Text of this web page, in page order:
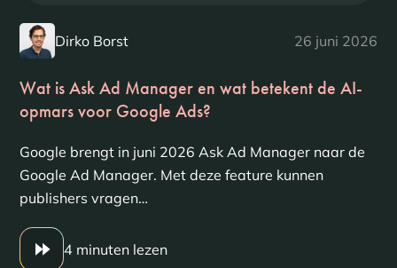
Dirko Borst 26 juni 2026
Wat is Ask Ad Manager en wat betekent de AI-
opmars voor Google Ads?
Google brengt in juni 2026 Ask Ad Manager naar de
Google Ad Manager. Met deze feature kunnen
publishers vragen…
4 minuten lezen